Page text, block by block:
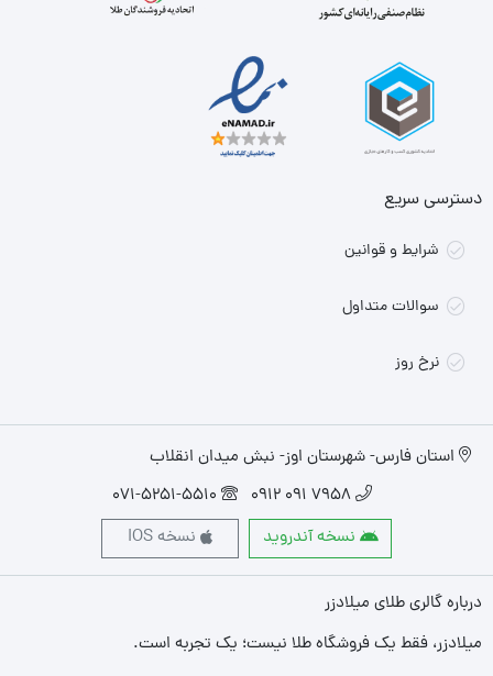
دسترسی سریع
شرایط و قوانین
سوالات متداول
نرخ روز
استان فارس- شهرستان اوز- نبش میدان انقلاب
7958 091 0912
071-5251-5510
نسخه آندروید
نسخه IOS
درباره گالری طلای میلادزر
میلادزر، فقط یک فروشگاه طلا نیست؛ یک تجربه‌ است.